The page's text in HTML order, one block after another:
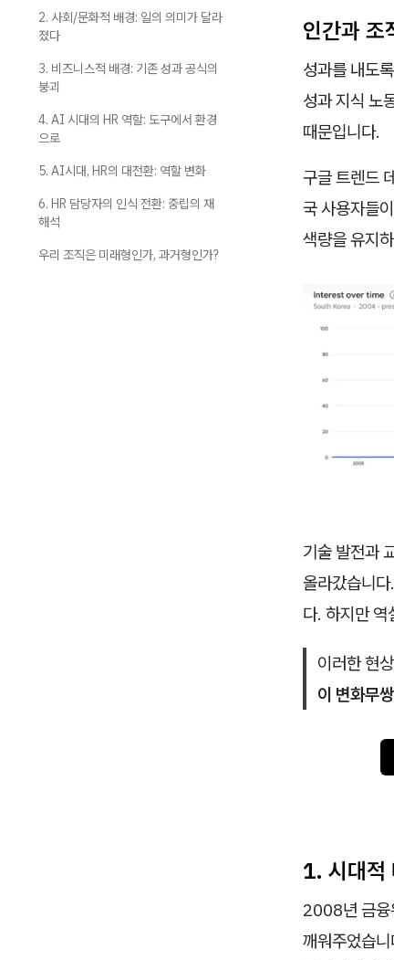
인간과 조
성과를 내도
성과 지식 노
때문입니다.
구글 트렌드
국 사용자들
색량을 유지
기술 발전과
올라갔습니
다. 하지만 역
이러한 현
이 변화무
1. 시대적
2008년 금융
깨워주었습
2. 사회/문화적 배경: 일의 의미가 달라
졌다
3. 비즈니스적 배경: 기존 성과 공식의
붕괴
4. AI 시대의 HR 역할: 도구에서 환경
으로
5. AI시대, HR의 대전환: 역할 변화
6. HR 담당자의 인식 전환: 중립의 재
해석
우리 조직은 미래형인가, 과거형인가?